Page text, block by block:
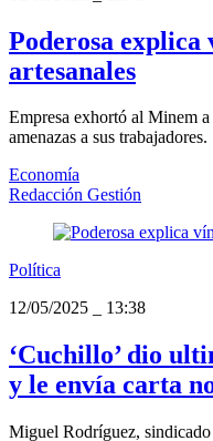
Poderosa
artesanales
Empresa exhortó al Minem
amenazas a sus trabajadores.
Economía
Redacción Gestión
Política
12/05/2025
13:38
‘Cuchillo’ dio
y le envía carta
Miguel Rodríguez,